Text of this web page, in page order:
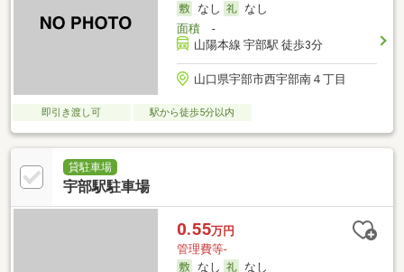
なし
なし
面積-
山陽本線 宇部駅 徒歩3分
山口県宇部市西宇部南４丁目
即引き渡し可 駅から徒歩5分以内
貸駐車場
宇部駅駐車場
0.55万円
管理費等-
なし
なし